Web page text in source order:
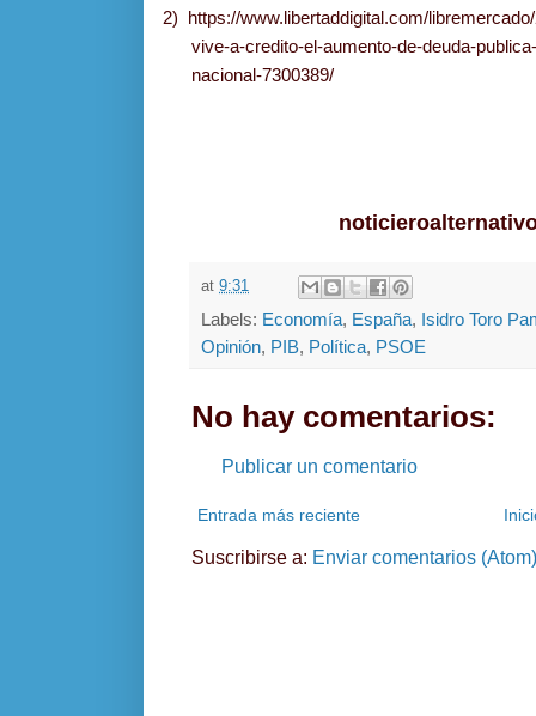
2) https://www.libertaddigital.com/
vive-a-credito-el-aumento-de-deuda-
nacional-7300389/
at 9:31
Labels: Economía, España, Isidro Toro
Opinión, PIB, Política, PSOE
No hay comentarios:
Publicar un comentario
Entrada más reciente
Suscribirse a: Enviar comentarios (Atom)